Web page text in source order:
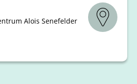
Alois Senefelder